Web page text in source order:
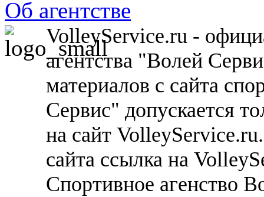
Об агентстве
VolleyService.ru -
агентства "Волей
материалов с сайта
Сервис" допускается
на сайт
сайта ссылка на
Спортивное агенство